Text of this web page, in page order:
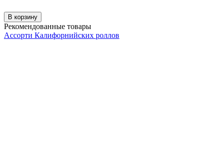
В корзину
Рекомендованные товары
Ассорти Калифорнийских роллов